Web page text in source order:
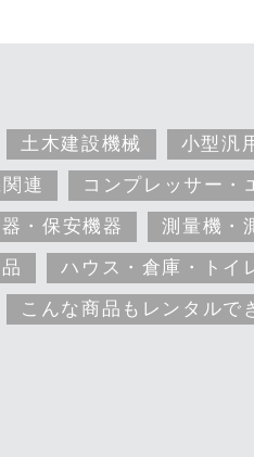
土木建設機械
小型汎
連
コンプレッサー・
・保安機器
測量機・
ハウス・倉庫・トイ
こんな商品もレンタルで